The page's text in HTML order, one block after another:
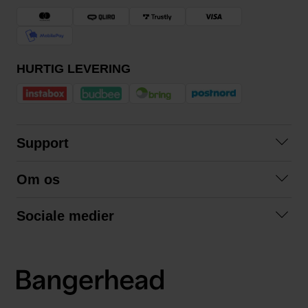
HURTIG LEVERING
Support
Betingelser
Om os
Sociale medier
LinkedIn